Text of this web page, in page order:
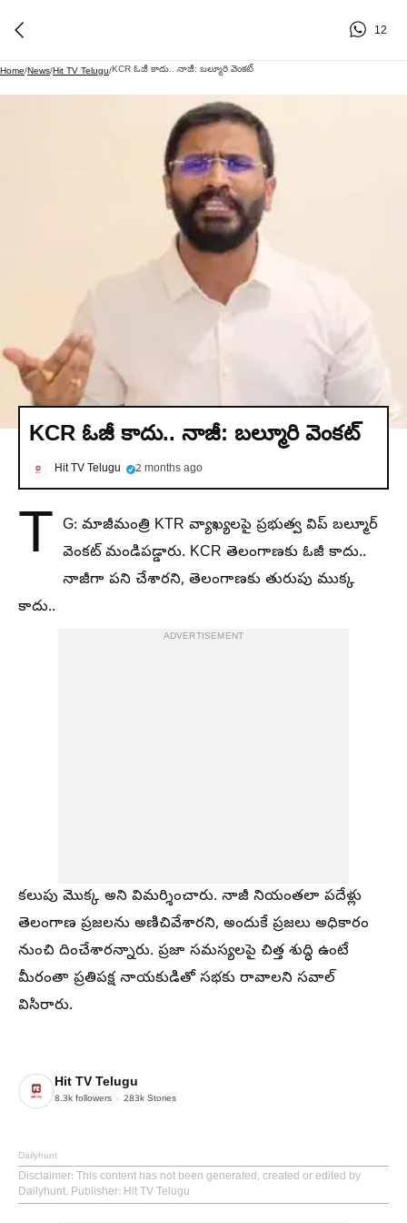
12
Home/News/Hit TV Telugu/KCR ఓజీ కాదు.. నాజీ: బల్మూరి వెంకట్
KCR ఓజీ కాదు.. నాజీ: బల్మూరి వెంకట్
Hit TV Telugu 2 months ago
T G: మాజీమంత్రి KTR వ్యాఖ్యలపై ప్రభుత్వ విప్ బల్మూర్
వెంకట్ మండిపడ్డారు. KCR తెలంగాణకు ఓజీ కాదు..
నాజీగా పని చేశారని, తెలంగాణకు తురుపు ముక్క
కాదు..
ADVERTISEMENT
కలుపు మొక్క అని విమర్శించారు. నాజీ నియంతలా పదేళ్లు
తెలంగాణ ప్రజలను అణిచివేశారని, అందుకే ప్రజలు అధికారం
నుంచి దించేశారన్నారు. ప్రజా సమస్యలపై చిత్త శుద్ధి ఉంటే
మీరంతా ప్రతిపక్ష నాయకుడితో సభకు రావాలని సవాల్
విసిరారు.
Hit TV Telugu
8.3k followers 283k Stories
Dailyhunt
Disclaimer: This content has not been generated, created or edited by
Dailyhunt. Publisher: Hit TV Telugu